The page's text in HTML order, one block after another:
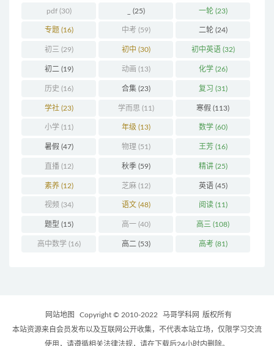
pdf(30) (25) 一轮(23)
专题(16) 中考 (59) 二轮(24)
初三 (29) 初中 (30) 初中英语(32)
初二 (19) 动画 (13) 化学(26)
历史 (16) 合集(23) 复习 (31)
学社(23) 学而思 (11) 寒假 (113)
小学(11) 年级 (13) 数学(60)
暑假 (47) 物理 (51) 王芳(16)
直播(12) 秋季(59) 精讲(25)
素养(12) 芝麻(12) 英语(45)
视频 (34) 语文 (48) 阅读(11)
题型 (15) 高一(40) 高三 (108)
高中数学(16) 高二 (53) 高考(81)
网站地图 Copyright © 2010-2022 马哥学科网 版权所有
本站资源来自会员发布以及互联网公开收集，不代表本站立场，仅限学习交流
使用，请遵循相关法律法规，请在下载后24小时内删除。